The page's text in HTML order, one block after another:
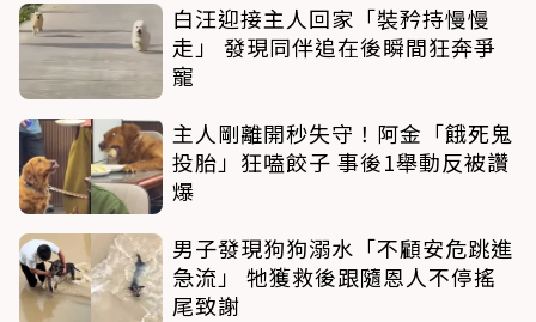
白汪迎接主人回家「裝矜持慢慢
走」 發現同伴追在後瞬間狂奔爭
寵
主人剛離開秒失守！阿金「餓死鬼
投胎」狂嗑餃子 事後1舉動反被讚
爆
男子發現狗狗溺水「不顧安危跳進
急流」 牠獲救後跟隨恩人不停搖
尾致謝